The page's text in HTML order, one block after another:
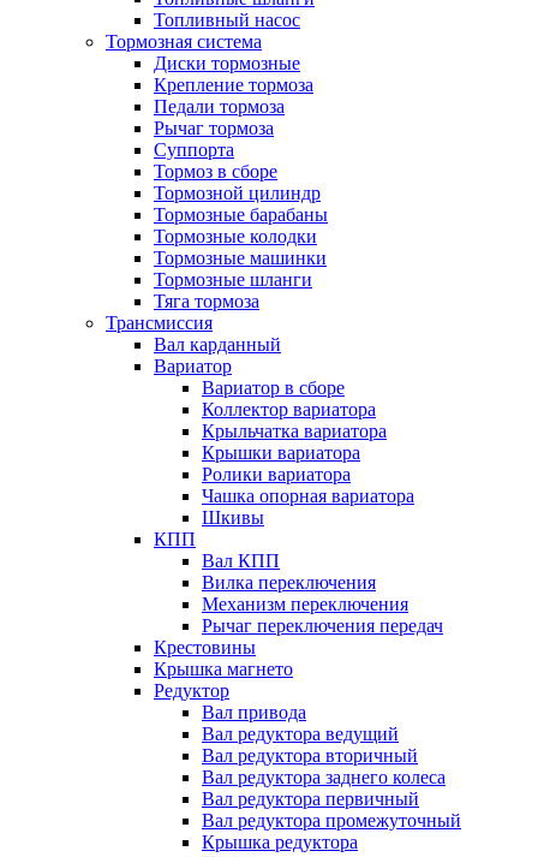
Топливный насос
Тормозная система
Диски тормозные
Крепление тормоза
Педали тормоза
Рычаг тормоза
Суппорта
Тормоз в сборе
Тормозной цилиндр
Тормозные барабаны
Тормозные колодки
Тормозные машинки
Тормозные шланги
Тяга тормоза
Трансмиссия
Вал карданный
Вариатор
Вариатор в сборе
Коллектор вариатора
Крыльчатка вариатора
Крышки вариатора
Ролики вариатора
Чашка опорная вариатора
Шкивы
КПП
Вал КПП
Вилка переключения
Механизм переключения
Рычаг переключения передач
Крестовины
Крышка магнето
Редуктор
Вал привода
Вал редуктора ведущий
Вал редуктора вторичный
Вал редуктора заднего колеса
Вал редуктора первичный
Вал редуктора промежуточный
Крышка редуктора